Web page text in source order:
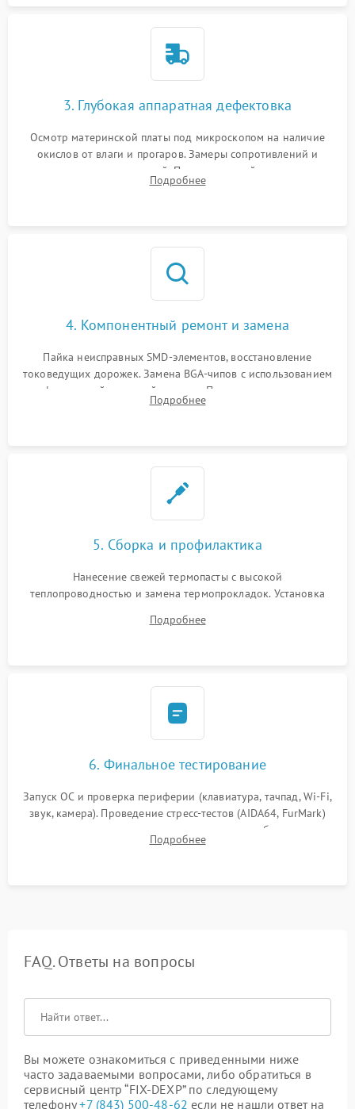
3. Глубокая аппаратная дефектовка
Осмотр материнской платы под микроскопом на наличие
окислов от влаги и прогаров. Замеры сопротивлений и
дежурных напряжений. Проверка цепей питания,
мультиконтроллера, процессора и видеочипа.
Подробнее
4. Компонентный ремонт и замена
Пайка неисправных SMD-элементов, восстановление
токоведущих дорожек. Замена BGA-чипов с использованием
инфракрасной паяльной станции. Прошивка микросхемы
BIOS или замена поврежденных портов USB
Подробнее
5. Сборка и профилактика
Нанесение свежей термопасты с высокой
теплопроводностью и замена термопрокладок. Установка
шлейфов, модулей памяти и накопителей. Предварительная
Подробнее
6. Финальное тестирование
Запуск ОС и проверка периферии (клавиатура, тачпад, Wi-Fi,
звук, камера). Проведение стресс-тестов (AIDA64, FurMark)
для контроля температурного режима и стабильности
системы под пиковой нагрузкой.
Подробнее
FAQ. Ответы на вопросы
Вы можете ознакомиться с приведенными ниже
часто задаваемыми вопросами, либо обратиться в
сервисный центр “FIX-DEXP” по следующему
телефону+7 (843) 500-48-62 если не нашли ответ на